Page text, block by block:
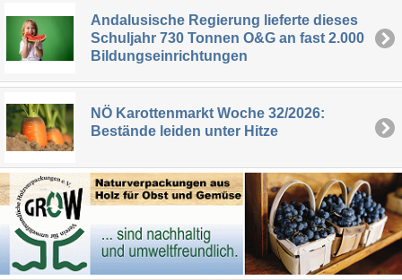
Andalusische Regierung lieferte dieses
Schuljahr 730 Tonnen O&G an fast 2.000
Bildungseinrichtungen
NÖ Karottenmarkt Woche 32/2026:
Bestände leiden unter Hitze